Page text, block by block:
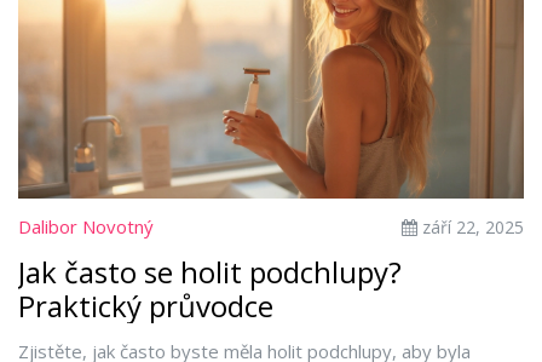
Dalibor Novotný září 22, 2025
Jak často se holit podchlupy?
Praktický průvodce
Zjistěte, jak často byste měla holit podchlupy, aby byla